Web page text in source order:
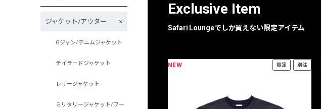
ジャケット/アウター
Gジャン/デニムジャケット
テイラードジャケット
レザージャケット
ミリタリージャケット/ワー
Exclusive Item
Safari Loungeでしか買えない限定アイテム
NEW 限定 別注